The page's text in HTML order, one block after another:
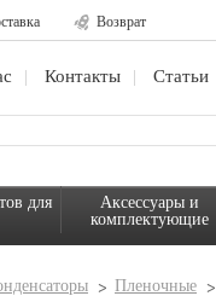
Возврат
Контакты Статьи
для
Аксессуары и
комплектующие
Пленочные